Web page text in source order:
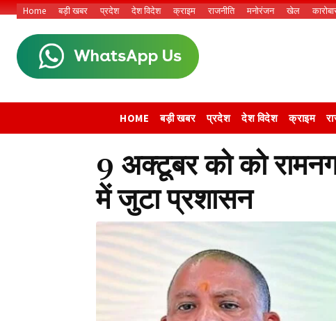
Home बड़ी खबर प्रदेश देश विदेश क्राइम राजनीति मनोरंजन खेल
HOME बड़ी खबर प्रदेश देश विदेश क्राइम
9 अक्टूबर को को
में जुटा प्रशासन